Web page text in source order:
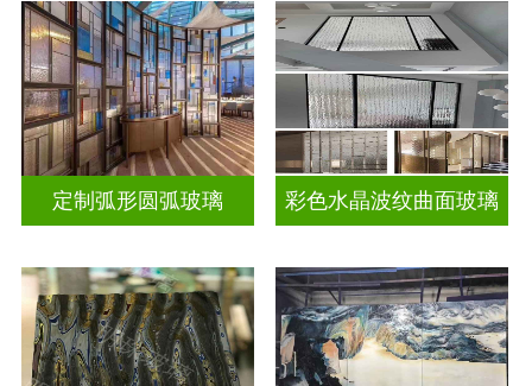
定制弧形圆弧玻璃 彩色水晶波纹曲面玻璃